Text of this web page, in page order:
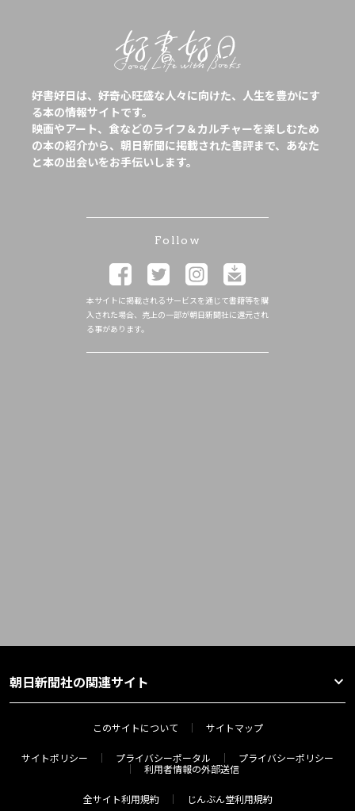
好書好日は、好奇心旺盛な人々に向けた、人生を豊かにす
る本の情報サイトです。
映画やアート、食などのライフ＆カルチャーを楽しむため
の本の紹介から、朝日新聞に掲載された書評まで、あなた
と本の出会いをお手伝いします。
Follow
本サイトに掲載されるサービスを通じて書籍等を購
入された場合、売上の一部が朝日新聞社に還元され
る事があります。
朝日新聞社の関連サイト
このサイトについて サイトマップ
サイトポリシー プライバシーポータル
プライバシーポリシー
利用者情報の外部送信
全サイト利用規約 じんぶん堂利用規約